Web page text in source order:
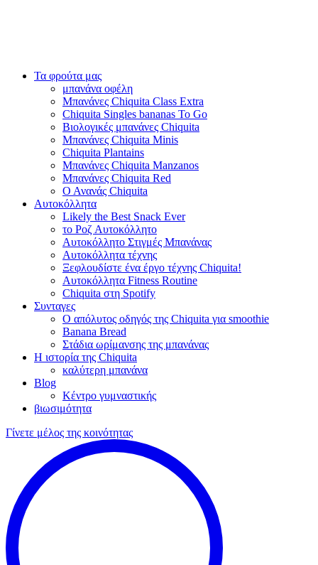
Τα φρούτα μας
μπανάνα οφέλη
Μπανάνες Chiquita Class Extra
Chiquita Singles bananas To Go
Βιολογικές μπανάνες Chiquita
Μπανάνες Chiquita Minis
Chiquita Plantains
Μπανάνες Chiquita Manzanos
Μπανάνες Chiquita Red
Ο Ανανάς Chiquita
Αυτοκόλλητα
Likely the Best Snack Ever
το Ροζ Αυτοκόλλητο
Αυτοκόλλητο Στιγμές Μπανάνας
Αυτοκόλλητα τέχνης
Ξεφλουδίστε ένα έργο τέχνης Chiquita!
Αυτοκόλλητα Fitness Routine
Chiquita στη Spotify
Συνταγες
Ο απόλυτος οδηγός της Chiquita για smoothie
Banana Bread
Στάδια ωρίμανσης της μπανάνας
Η ιστορία της Chiquita
καλύτερη μπανάνα
Blog
Κέντρο γυμναστικής
βιωσιμότητα
Γίνετε μέλος της κοινότητας